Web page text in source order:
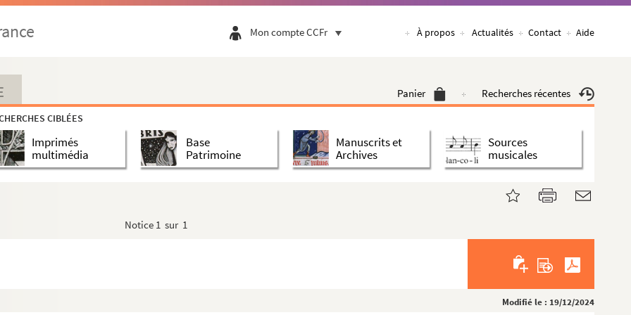
Mon compte CCFr À propos Actualités Contact Aide
Panier Recherches récentes
CIBLÉES
Imprimés
multimédia
Base
Patrimoine
Manuscrits et
Archives
Sources
musicales
Notice 1 sur 1
Modifié le : 19/12/2024